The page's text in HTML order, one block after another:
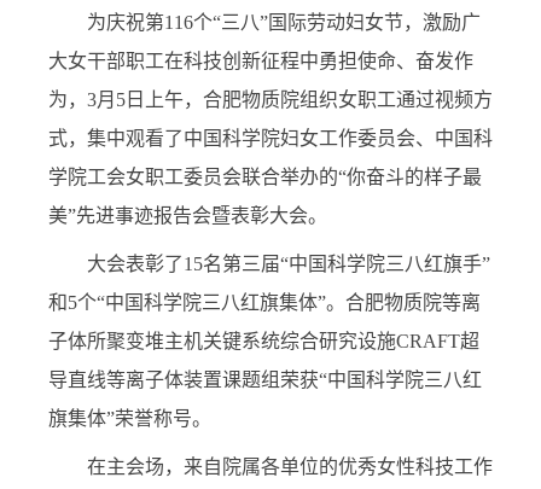
为庆祝第116个“三八”国际劳动妇女节，激励广
大女干部职工在科技创新征程中勇担使命、奋发作
为， 3月 5 日上午，合肥物质院组织女职工通过视频方
式，集中观看了中国科学院妇女工作委员会、中国科
学院工会女职工委员会联合举办的“你奋斗的样子最
美”先进事迹报告会暨表彰大会。
大会表彰了15名第三届“中国科学院三八红旗手”
和5个“中国科学院三八红旗集体”。合肥物质院等离
子体所聚变堆主机关键系统综合研究设施CRAFT超
导直线等离子体装置课题组荣获“中国科学院三八红
旗集体”荣誉称号。
在主会场，来自院属各单位的优秀女性科技工作